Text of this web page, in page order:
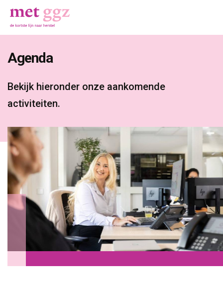
Agenda
Bekijk hieronder onze aankomende
activiteiten.